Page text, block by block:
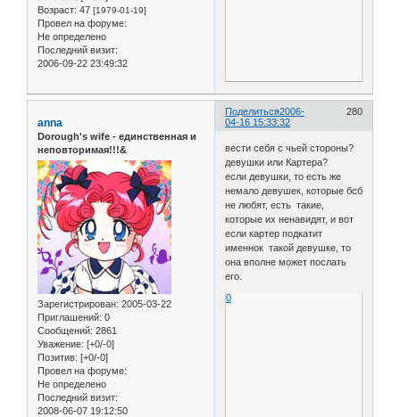
Возраст: 47 [1979-01-19]
Провел на форуме:
Не определено
Последний визит:
2006-09-22 23:49:32
Поделиться 280
2006-
04-16 15:33:32
anna
Dorough's wife - единственная и
неповторимая!!!&
Зарегистрирован: 2005-03-22
Приглашений: 0
Сообщений: 2861
Уважение: [+0/-0]
Позитив: [+0/-0]
Провел на форуме:
Не определено
Последний визит:
2008-06-07 19:12:50
вести себя с чьей стороны?
девушки или Картера?
если девушки, то есть же
немало девушек, которые бсб
не любят, есть такие,
которые их ненавидят, и вот
если картер подкатит
именнок такой девушке, то
она вполне может послать
его.
0